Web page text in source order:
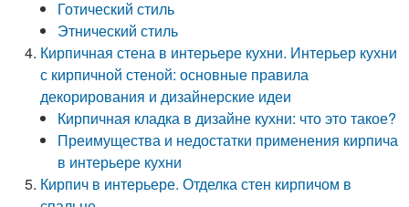
Готический стиль
Этнический стиль
Кирпичная стена в интерьере кухни. Интерьер кухни
с кирпичной стеной: основные правила
декорирования и дизайнерские идеи
Кирпичная кладка в дизайне кухни: что это такое?
Преимущества и недостатки применения кирпича
в интерьере кухни
Кирпич в интерьере. Отделка стен кирпичом в